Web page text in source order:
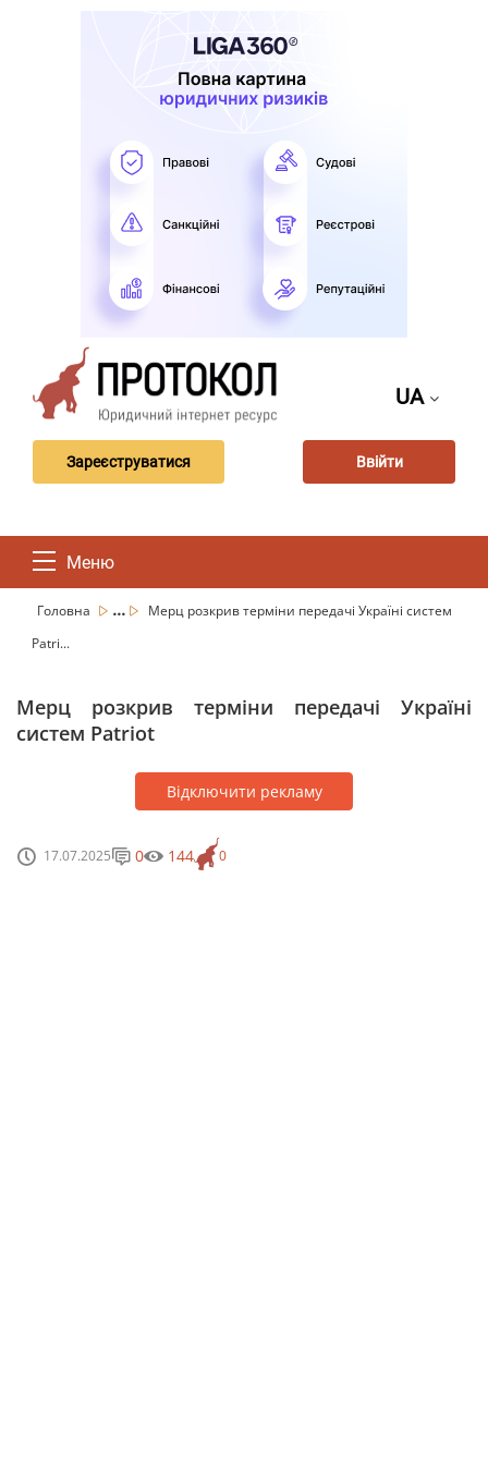
UA
Зареєструватися Ввійти
Меню
Головна ...
Мерц розкрив терміни передачі Україні систем
Patri...
Мерц розкрив терміни передачі Україні
систем Patriot
Відключити рекламу
17.07.2025 0
0 144